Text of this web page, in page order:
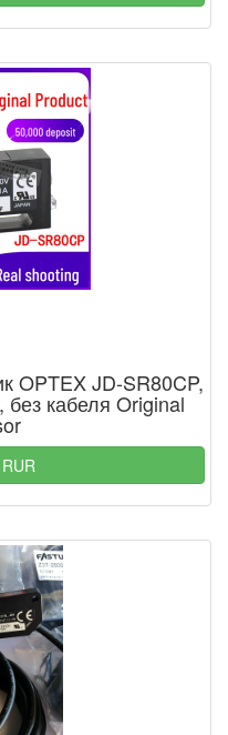
OPTEX JD-SR80CP,
кабеля Original